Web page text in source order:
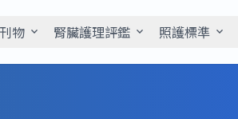
物 expand_more 腎臟護理評鑑 expand_more 照護標準 expand_more